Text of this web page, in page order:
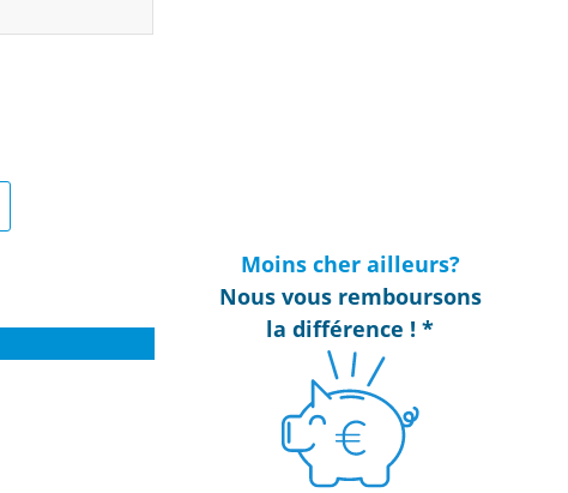
Moins cher ailleurs?
Nous vous remboursons
la différence ! *